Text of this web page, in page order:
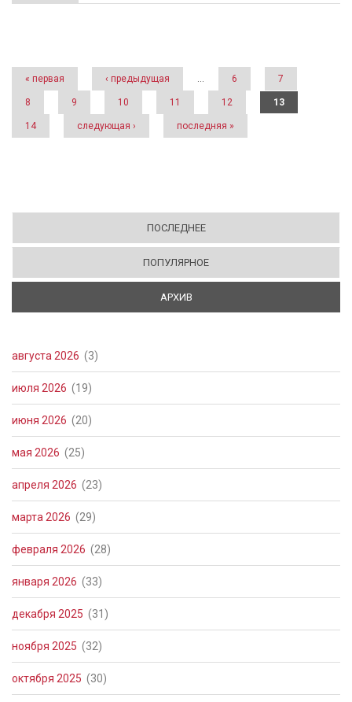
Страницы
« первая ‹ предыдущая … 6 7
8 9 10 11 12 13
14 следующая › последняя »
ПОСЛЕДНЕЕ
ПОПУЛЯРНОЕ
АРХИВ
августа 2026 (3)
июля 2026 (19)
июня 2026 (20)
мая 2026 (25)
апреля 2026 (23)
марта 2026 (29)
февраля 2026 (28)
января 2026 (33)
декабря 2025 (31)
ноября 2025 (32)
октября 2025 (30)